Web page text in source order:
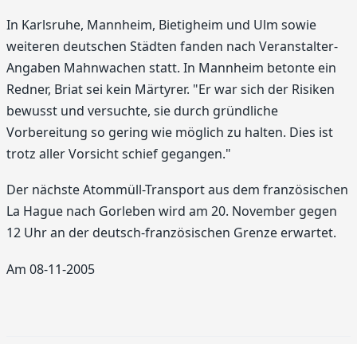
In Karlsruhe, Mannheim, Bietigheim und Ulm sowie
weiteren deutschen Städten fanden nach Veranstalter-
Angaben Mahnwachen statt. In Mannheim betonte ein
Redner, Briat sei kein Märtyrer. "Er war sich der Risiken
bewusst und versuchte, sie durch gründliche
Vorbereitung so gering wie möglich zu halten. Dies ist
trotz aller Vorsicht schief gegangen."
Der nächste Atommüll-Transport aus dem französischen
La Hague nach Gorleben wird am 20. November gegen
12 Uhr an der deutsch-französischen Grenze erwartet.
Am 08-11-2005